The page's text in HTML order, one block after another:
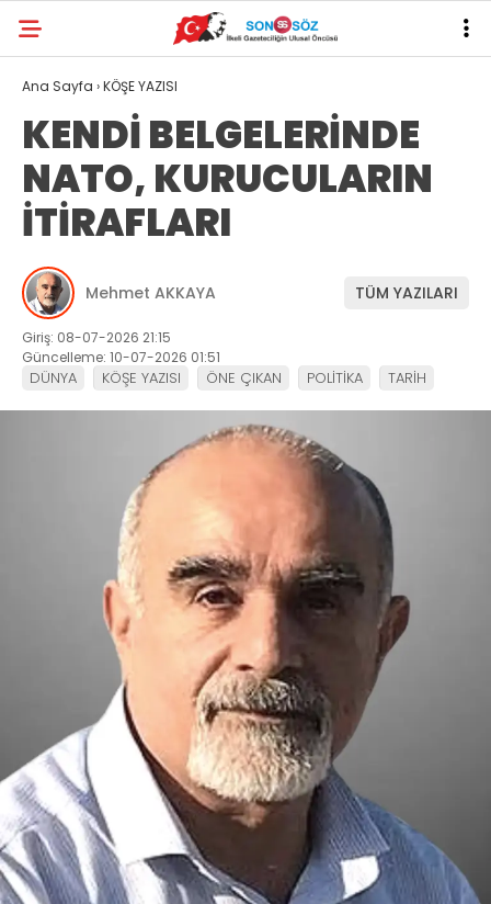
Ana Sayfa ›KÖŞE YAZISI
KENDİ BELGELERİNDE
NATO, KURUCULARIN
İTİRAFLARI
Mehmet AKKAYA TÜM YAZILARI
Giriş: 08-07-2026 21:15
Güncelleme: 10-07-2026 01:51
DÜNYA KÖŞE YAZISI ÖNE ÇIKAN POLİTİKA TARİH